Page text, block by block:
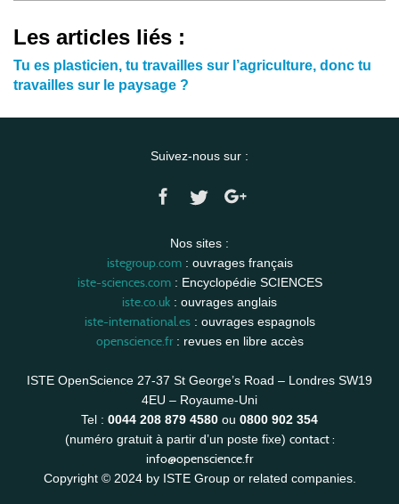
Les articles liés :
Tu es plasticien, tu travailles sur l’agriculture, donc tu
travailles sur le paysage ?
Suivez-nous sur :
Nos sites :
istegroup.com: ouvrages français
iste-sciences.com: Encyclopédie SCIENCES
iste.co.uk : ouvrages anglais
iste-international.es: ouvrages espagnols
openscience.fr: revues en libre accès
ISTE OpenScience 27-37 St George’s Road – Londres SW19
4EU – Royaume-Uni
Tel : 0044 208 879 4580 ou 0800 902 354
(numéro gratuit à partir d’un poste fixe) contact :
info@openscience.fr
Copyright © 2024 by ISTE Group or related companies.